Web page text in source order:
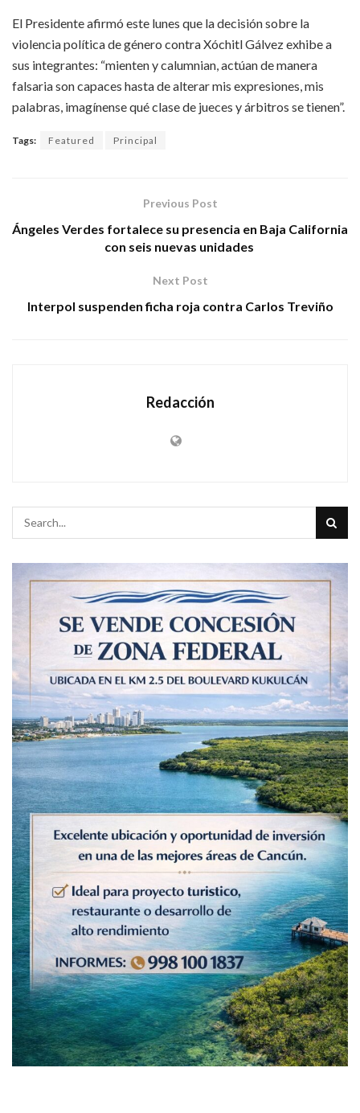
El Presidente afirmó este lunes que la decisión sobre la
violencia política de género contra Xóchitl Gálvez exhibe a
sus integrantes: “mienten y calumnian, actúan de manera
falsaria son capaces hasta de alterar mis expresiones, mis
palabras, imagínense qué clase de jueces y árbitros se tienen”.
Tags: Featured Principal
Previous Post
Ángeles Verdes fortalece su presencia en Baja California
con seis nuevas unidades
Next Post
Interpol suspenden ficha roja contra Carlos Treviño
Redacción